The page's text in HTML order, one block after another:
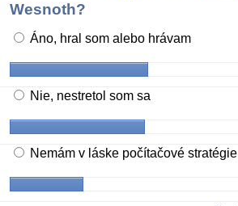
Wesnoth?
Áno, hral som alebo hrávam
Nie, nestretol som sa
Nemám v láske počítačové stratégie